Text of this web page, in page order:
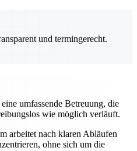
und termingerecht.
umfassende Betreuung, die
wie möglich verläuft.
arbeitet nach klaren Abläufen
ohne sich um die